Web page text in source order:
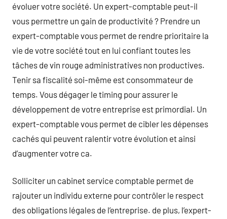
évoluer votre société. Un expert-comptable peut-il
vous permettre un gain de productivité ? Prendre un
expert-comptable vous permet de rendre prioritaire la
vie de votre société tout en lui confiant toutes les
tâches de vin rouge administratives non productives.
Tenir sa fiscalité soi-même est consommateur de
temps. Vous dégager le timing pour assurer le
développement de votre entreprise est primordial. Un
expert-comptable vous permet de cibler les dépenses
cachés qui peuvent ralentir votre évolution et ainsi
d’augmenter votre ca.
Solliciter un cabinet service comptable permet de
rajouter un individu externe pour contrôler le respect
des obligations légales de l’entreprise. de plus, l’expert-